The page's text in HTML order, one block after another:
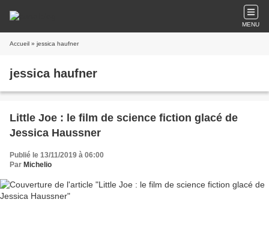
MENU
Accueil » jessica haufner
jessica haufner
Little Joe : le film de science fiction glacé de
Jessica Haussner
Publié le 13/11/2019 à 06:00
Par Michelio